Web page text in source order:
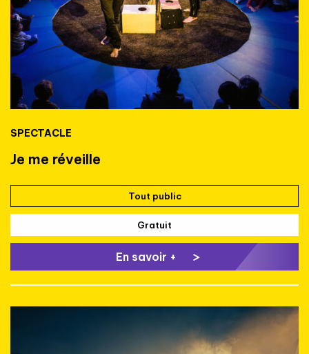
SPECTACLE
Je me réveille
Tout public
Gratuit
En savoir +